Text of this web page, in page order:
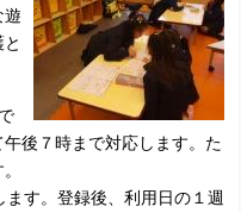
遊
後７時まで対応します。た
す。登録後、利用日の１週